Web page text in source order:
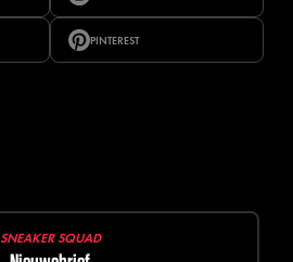
PINTEREST
SNEAKER SQUAD